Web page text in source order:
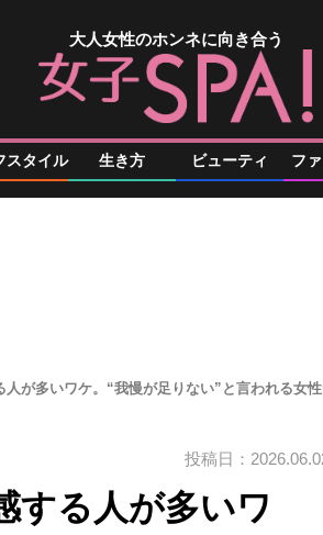
大人女性のホンネに向き合う
スタイル 生き方 ビューティ フ
人が多いワケ。“我慢が足りない”と言われる女
投稿日：
する人が多いワ